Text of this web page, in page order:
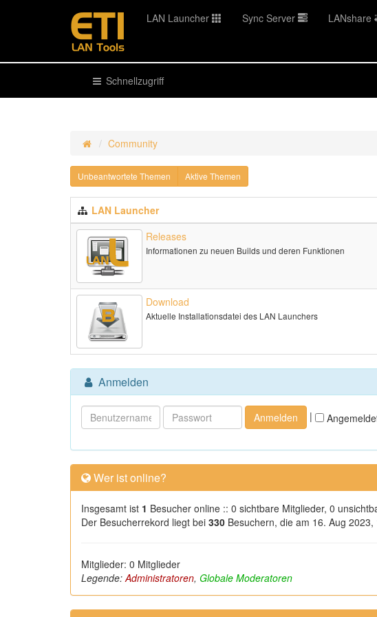
LAN Launcher Sync Server LANshare
Schnellzugriff
Community
Unbeantwortete Themen Aktive Themen
LAN Launcher
Releases
Informationen zu neuen Builds und deren Funktionen
Download
Aktuelle Installationsdatei des LAN Launchers
Anmelden
|
Wer ist online?
Insgesamt ist 1 Besucher online :: 0 sichtbare Mitglieder, 0
Der Besucherrekord liegt bei 330 Besuchern, die am 16. Aug
Mitglieder: 0 Mitglieder
Legende:Administratoren, Globale Moderatoren